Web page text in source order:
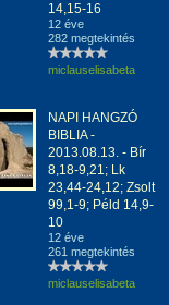
14,15-16
12 éve
282 megtekintés
miclauselisabeta
NAPI HANGZÓ
BIBLIA -
2013.08.13. - Bír
8,18-9,21; Lk
23,44-24,12; Zsolt
99,1-9; Péld 14,9-
10
12 éve
261 megtekintés
miclauselisabeta